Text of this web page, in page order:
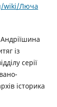
wiki/Люча
із
серії
історика